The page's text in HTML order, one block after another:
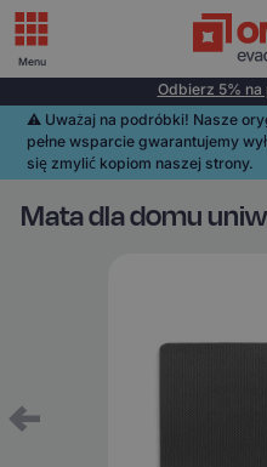
Odbierz 5%
⚠️️ Uważaj na podróbki! Nasze
pełne wsparcie gwarantujemy
się zmylić kopiom naszej strony.
Mata dla domu
Menu